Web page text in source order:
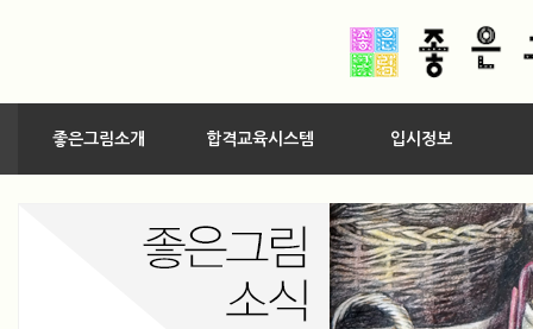
좋은그림소개 합격교육시스템 입시정보